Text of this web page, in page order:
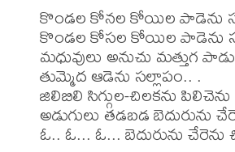
కొండల కోనల కోయిల పాడెను
కొండల కోసల కోయిల పాడెను
మధువులు అనుచు మత్తుగ
తుమ్మెద ఆడెను సల్లాపం.. .
జిలిబిలి సిగ్గుల-చిలకను
అడుగులు తడబడ బెదురును
ఓ.. ఓ... ఓ... బెదురును